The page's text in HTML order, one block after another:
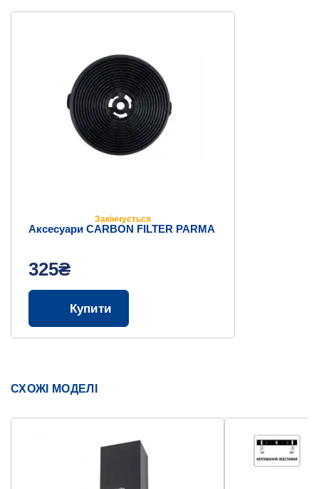
Закінчується
Аксесуари СARBON FILTER PARMA
325₴
Купити
СХОЖІ МОДЕЛІ